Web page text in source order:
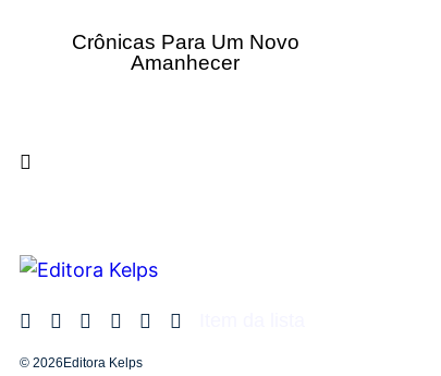
Crônicas Para Um Novo
Amanhecer
© 2026Editora Kelps